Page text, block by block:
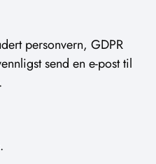
personvern, GDPR
send en e-post til